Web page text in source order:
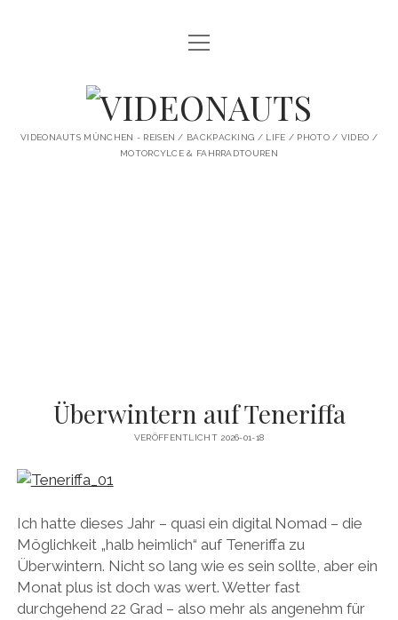
STARTSEITE
KI ARTWORK
Menü
öffnen
VIDEONAUTS
VIDEONAUTS MÜNCHEN - REISEN / BACKPACKING / LIFE / PHOTO / VIDEO /
MOTORCYLCE & FAHRRADTOUREN
Überwintern auf Teneriffa
VERÖFFENTLICHT 2026-01-18
Ich hatte dieses Jahr – quasi ein digital Nomad – die
Möglichkeit „halb heimlich“ auf Teneriffa zu
Überwintern. Nicht so lang wie es sein sollte, aber ein
Monat plus ist doch was wert. Wetter fast
durchgehend 22 Grad – also mehr als angenehm für